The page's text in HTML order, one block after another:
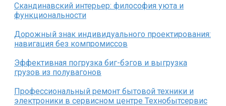
Скандинавский интерьер: философия уюта и
функциональности
Дорожный знак индивидуального проектирования:
навигация без компромиссов
Эффективная погрузка биг-бэгов и выгрузка
грузов из полувагонов
Профессиональный ремонт бытовой техники и
электроники в сервисном центре Технобытсервис